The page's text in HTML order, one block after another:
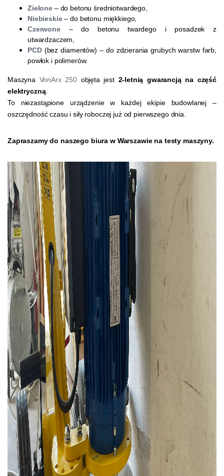
Zielone – do betonu średniotwardego,
Niebieskie – do betonu miękkiego,
Czerwone
– do betonu twardego i posadzek z
utwardzaczem,
PCD (bez diamentów) – do zdzierania grubych warstw farb,
powłok i polimerów.
Maszyna VonArx 250 objęta jest 2-letnią gwarancją na część
elektryczną.
To niezastąpione urządzenie w każdej ekipie budowlanej –
oszczędność czasu i siły roboczej już od pierwszego dnia.
Zapraszamy do naszego biura w Warszawie na testy maszyny.